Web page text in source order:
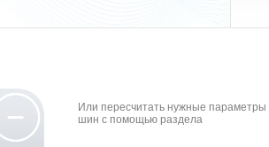
Или пересчитать нужные параметры
шин с помощью раздела